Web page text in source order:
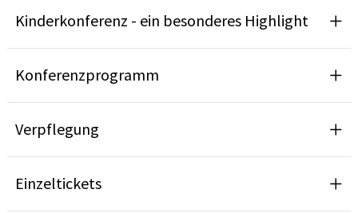
Kinderkonferenz - ein besonderes Highlight
Konferenzprogramm
Verpflegung
Einzeltickets